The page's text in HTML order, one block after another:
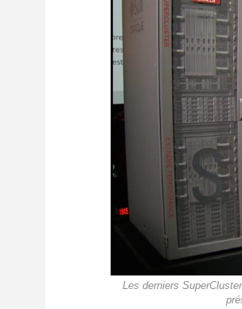
Les derniers